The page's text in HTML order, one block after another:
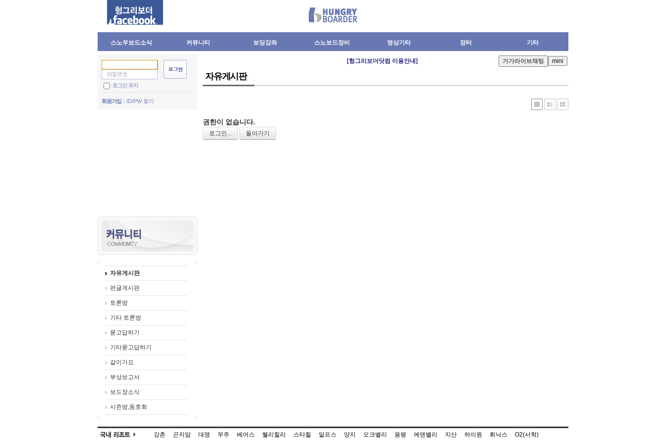
스노우보드소식 커뮤니티 보딩강좌 스노보드장비 영상기타 장터 기타
로그인 유지
회원가입 ID/PW 찾기
자유게시판
펀글게시판
토론방
기타 토론방
묻고답하기
기타묻고답하기
같이가요
부상보고서
보드장소식
시즌방,동호회
[헝그리보더닷컴 이용안내]
자유게시판
권한이 없습니다.
로그인... 돌아가기
강촌 곤지암 대명 무주 베어스 웰리힐리 스타힐 알프스 양지 오크밸리 용평 에덴밸리 지산 하이원 휘닉스 O2(서학)